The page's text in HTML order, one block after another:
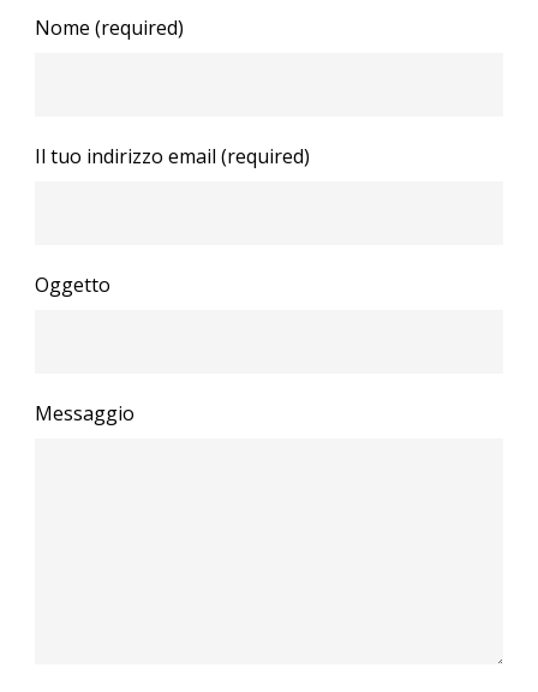
Nome (required)
Il tuo indirizzo email (required)
Oggetto
Messaggio